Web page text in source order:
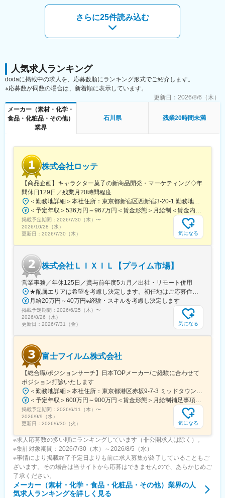
います。
＜営業スタイル＞
・お客様に対する商材の提案活動
・受注後の工場への製造指示や納入手配を担当
※新規営業については、お客様からのご紹介がほとんどです。
５名
┗営業担当３名（20代１名／40代１名／50代1名）
┗営業事務1名
┗施工管理1名
■教育体制
当社では1年目は営業数字を与えず、3年程度は「育成期間」と捉
え、先輩社員の教育、指導を受けて一人前を目指します。
■当ポジションの魅力
◎競合他社も少なく、公共事業を主に対応しているので安定性抜
群！
公共事業をメインで対応、またコンクリートを扱う会社も多くは
なく、新潟では名が知られた企業様ですので、安定した業績拡大
が続いています。
◎ただの営業ではない、貴重なスキルが身につく
社内設計部や工場、施工現場などあらゆる部署との調整力や、納
期管理などのマネジメント力などを習得できます。
≪社会に不可欠なインフラを支え、災害や豪雨など今後起こりえ
るリスクに貢献≫
当社の製品は普段は目に見えませんが、工場・企業の社屋や、公
共施設では小学校・消防署・庁舎など、身近な建物に使われてい
ます。また近年では地震やゲリラ豪雨が頻繁に発生しております
が、例えば人が歩けるほどの大きさのパイプを地下に埋めて豪雨
の際の水を流して貯められたり、当社の特殊な杭を使って地震の
際の建物の倒壊を防ぐなど、被害を最小限に抑えることに貢献し
ています。
変更の範囲：会社の定める業務
さらに25件読み込む
人気求人ランキング
dodaに掲載中の求人を、応募数順にランキング形式でご紹介します。
※応募数が同数の場合は、新着順に表示しています。
更新日： 2026/8/6（木）
メーカー（素材・化学・
食品・化粧品・その他）
業界
石川県 残業20時間未満
株式会社ロッテ
【商品企画】キャラクター菓子の新商品開発・マーケティング◇年
間休日129日／残業月20時間程度
掲載予定期間： 2026/7/30（木） 〜
2026/10/28（水）
更新日： 2026/7/30（木） 気になる
株式会社ＬＩＸＩＬ【プライム市場】
営業事務／年休125日／賞与前年度5カ月／出社・リモート併用
月給20万円～40万円※経験・スキルを考慮し決定します
掲載予定期間： 2026/6/25（木） 〜
2026/8/26（水）
更新日： 2026/7/31（金） 気になる
富士フイルム株式会社
【総合職/ポジションサーチ】日本TOPメーカー/ご経験に合わせて
ポジション打診いたします
掲載予定期間： 2026/6/11（木） 〜
2026/9/9（水）
更新日： 2026/6/30（火） 気になる
※求人応募数の多い順にランキングしています（非公開求人は除く）。
※集計対象期間：2026/7/30（木）～2026/8/5（水）
※事情により掲載終了予定日よりも前に求人募集が終了していることもご
ざいます。その場合は当サイトから応募はできませんので、あらかじめご
了承ください。
メーカー（素材・化学・食品・化粧品・その他）業界の人
気求人ランキングを詳しく見る